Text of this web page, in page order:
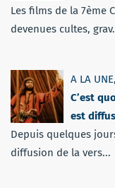
Les films de la 7ème
devenues cultes,
A LA UNE,
C’est
est
Depuis quelques
diffusion de la vers...